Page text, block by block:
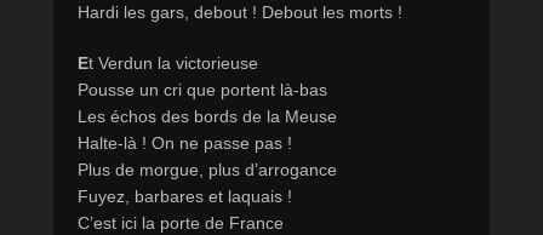
Hardi les gars, debout ! Debout les morts !
Et Verdun la victorieuse
Pousse un cri que portent là-bas
Les échos des bords de la Meuse
Halte-là ! On ne passe pas !
Plus de morgue, plus d’arrogance
Fuyez, barbares et laquais !
C’est ici la porte de France